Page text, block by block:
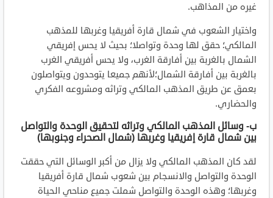
غيره من المذاهب.
واختيار الشعوب في شمال قارة أفريقيا وغربها للمذهب
المالكي؛ حقق لها وحدة وتواصلا؛ بحيث لا يحس إفريقي
الشمال بالغربة بين أفارقة الغرب، ولا يحس أفريقي الغرب
بالغربة بين أفارقة الشمال؛لأنهم جميعا يتوحدون ويتواصلون
بعمق عن طريق المذهب المالكي وتراثه ومشروعه الفكري
والحضاري.
ب- وسائل المذهب المالكي وتراثه لتحقيق الوحدة والتواصل
بين شمال قارة إفريقيا وغربها (شمال الصحراء وجنوبها)
لقد كان المذهب المالكي ولا يزال من أكبر الوسائل التي حققت
الوحدة والتواصل والانسجام بين شعوب شمال قارة أفريقيا
وغربها؛ وهذه الوحدة والتواصل شملت جميع مناحي الحياة